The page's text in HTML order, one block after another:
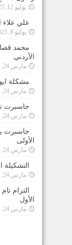
يوليو 12, 2023
علي علاء
يوليو 8, 2023
محمد
الأردني
مارس 24, 2021
مشكلة
مارس 24, 2021
جاسبرت
مارس 24, 2021
جاسبرت
الأولى
مارس 24, 2021
التشكيلة
مارس 24, 2021
التزام
الأول
مارس 24, 2021